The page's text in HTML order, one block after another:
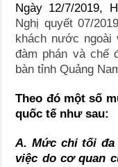
Ngày 12/7/2019,
Nghị quyết 07/
khách nước
đàm phán và chế
bàn tỉnh Quảng
Theo đó một số
quốc tế như sau:
A. Mức chi tối đa
việc do cơ quan